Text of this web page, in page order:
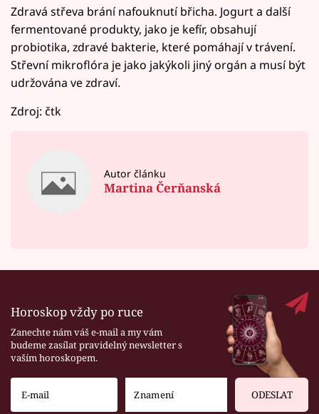
Zdravá střeva brání nafouknutí břicha. Jogurt a další
fermentované produkty, jako je kefír, obsahují
probiotika, zdravé bakterie, které pomáhají v trávení.
Střevní mikroflóra je jako jakýkoli jiný orgán a musí být
udržována ve zdraví.
Zdroj: čtk
Autor článku
Martina Čerňanská
Horoskop vždy po ruce
Zanechte nám váš e-mail a my vám
budeme zasílat pravidelný newsletter s
vaším horoskopem.
ODESLAT